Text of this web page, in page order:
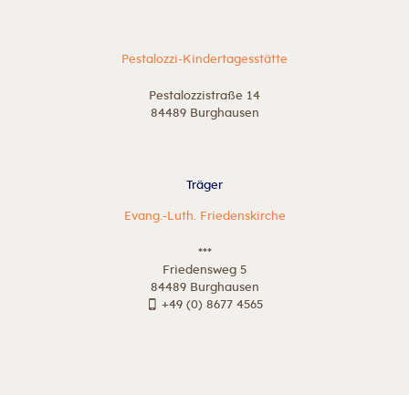
Pestalozzi-Kindertagesstätte
Pestalozzistraße 14
84489 Burghausen
Träger
Evang.-Luth. Friedenskirche
***
Friedensweg 5
84489 Burghausen
+49 (0) 8677 4565